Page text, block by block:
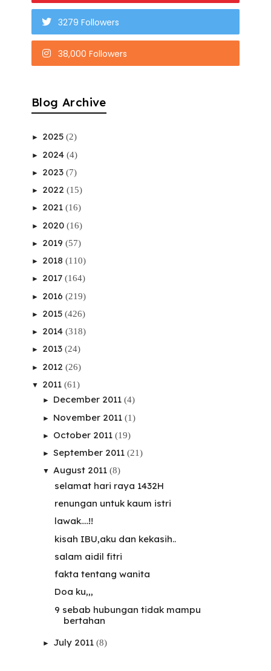
3279 Followers
38,000 Followers
Blog Archive
► 2025 (2)
► 2024 (4)
► 2023 (7)
► 2022 (15)
► 2021 (16)
► 2020 (16)
► 2019 (57)
► 2018 (110)
► 2017 (164)
► 2016 (219)
► 2015 (426)
► 2014 (318)
► 2013 (24)
► 2012 (26)
▼ 2011 (61)
► December 2011 (4)
► November 2011 (1)
► October 2011 (19)
► September 2011 (21)
▼ August 2011 (8)
selamat hari raya 1432H
renungan untuk kaum istri
lawak....!!
kisah IBU,aku dan kekasih..
salam aidil fitri
fakta tentang wanita
Doa ku,,,
9 sebab hubungan tidak mampu
bertahan
► July 2011 (8)